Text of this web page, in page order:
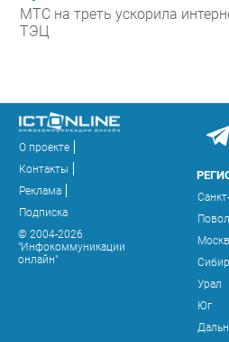
МТС на треть ускорила
ТЭЦ
О проекте
Контакты
Реклама
Подписка
© 2004-2026
"Инфокоммуникации
онлайн"
Урал
Юг